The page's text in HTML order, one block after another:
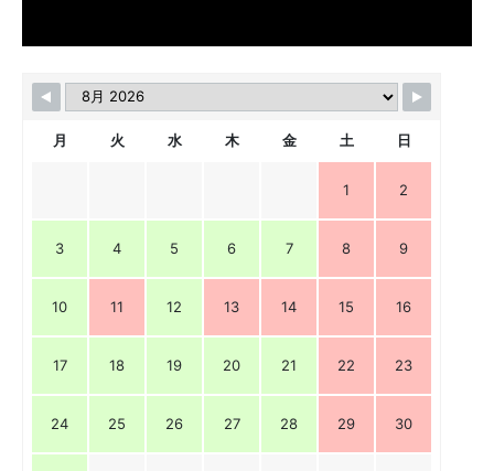
月 火 水 木 金 土 日
1 2
3 4 5 6 7 8 9
10 11 12 13 14 15 16
17 18 19 20 21 22 23
24 25 26 27 28 29 30